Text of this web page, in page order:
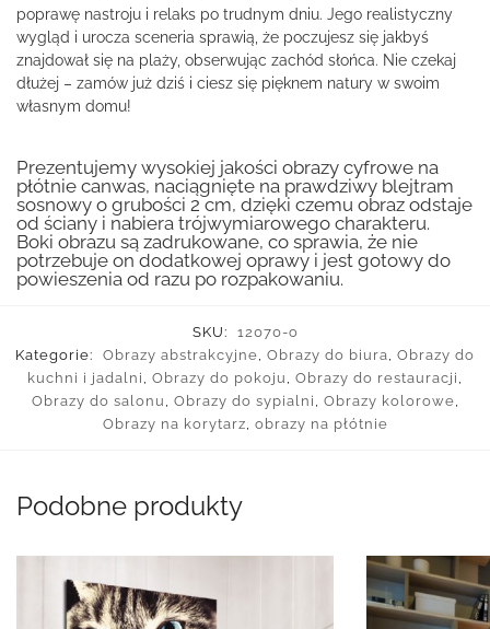
poprawę nastroju i relaks po trudnym dniu. Jego realistyczny
wygląd i urocza sceneria sprawią, że poczujesz się jakbyś
znajdował się na plaży, obserwując zachód słońca. Nie czekaj
dłużej – zamów już dziś i ciesz się pięknem natury w swoim
własnym domu!
Prezentujemy wysokiej jakości obrazy cyfrowe na
płótnie canwas, naciągnięte na prawdziwy blejtram
sosnowy o grubości 2 cm, dzięki czemu obraz odstaje
od ściany i nabiera trójwymiarowego charakteru.
Boki obrazu są zadrukowane, co sprawia, że nie
potrzebuje on dodatkowej oprawy i jest gotowy do
powieszenia od razu po rozpakowaniu.
SKU:
12070-o
Kategorie:
Obrazy abstrakcyjne Obrazy do biura Obrazy do
kuchni i jadalni
Obrazy do pokoju Obrazy do restauracji
Obrazy do salonu
Obrazy do sypialni Obrazy kolorowe
Obrazy na korytarz obrazy na płótnie
Podobne produkty